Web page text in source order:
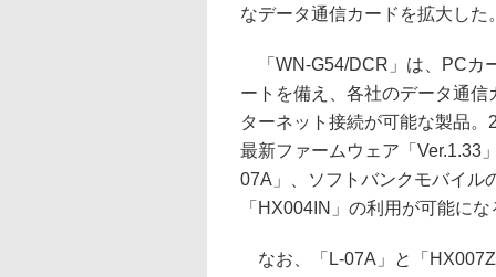
なデータ通信カードを拡大した。
「WN-G54/DCR」は、PCカ
ートを備え、各社のデータ通信
ターネット接続が可能な製品。
最新ファームウェア「Ver.1.33
07A」、ソフトバンクモバイル
「HX004IN」の利用が可能にな
なお、「L-07A」と「